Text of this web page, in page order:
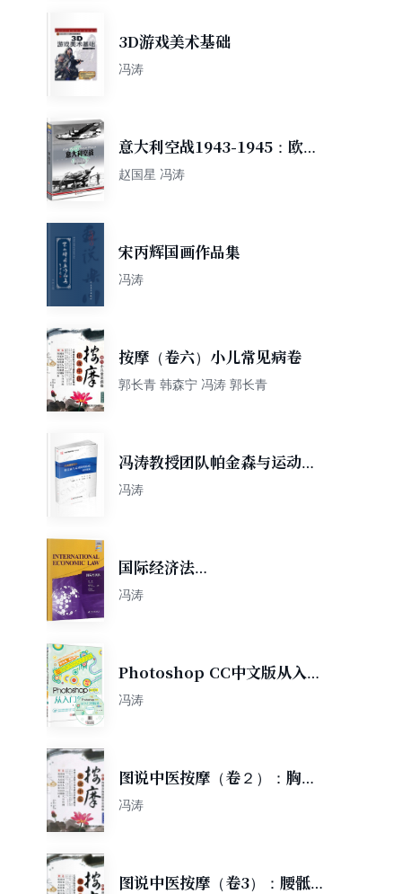
3D游戏美术基础
冯涛
意大利空战1943-1945：欧洲
软肋上空的殊死争夺
赵国星 冯涛
宋丙辉国画作品集
冯涛
按摩（卷六）小儿常见病卷
郭长青 韩森宁 冯涛 郭长青
冯涛教授团队帕金森与运动障
碍疾病病例精解
冯涛
国际经济法
=INTERNATIONALECONOMICLAW/
冯涛
Photoshop CC中文版从入门
到精通（第2版）
冯涛
图说中医按摩（卷２）：胸椎
及胸腹部常见病卷
冯涛
图说中医按摩（卷3）：腰骶